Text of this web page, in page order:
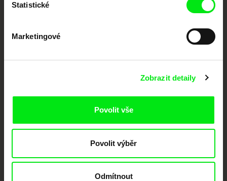
Statistické
Marketingové
Zobrazit detaily
Povolit vše
Povolit výběr
Odmítnout
festivalů dokumentárního filmu sdružených do Doc Alliance. Naším cílem je
podporovat kvalitní autorské filmy.